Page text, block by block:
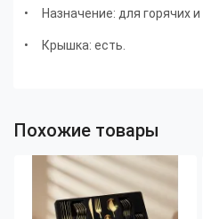
• Назначение: для горячих
• Крышка: есть.
Похожие товары